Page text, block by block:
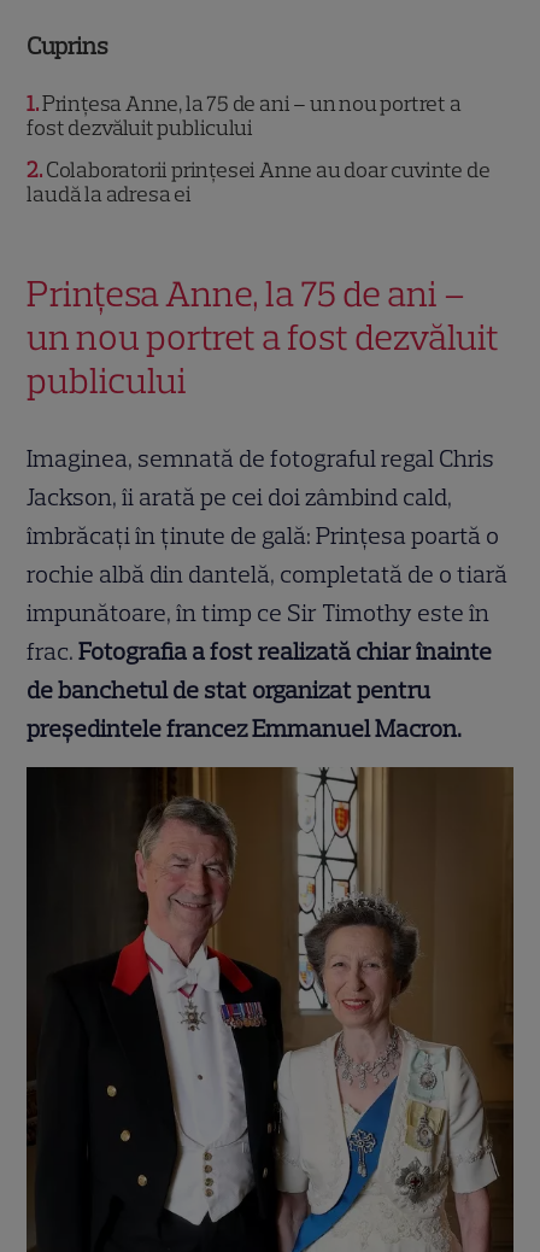
Cuprins
1 Prințesa Anne, la 75 de ani – un nou portret a
fost dezvăluit publicului
2 Colaboratorii prințesei Anne au doar cuvinte de
laudă la adresa ei
Prințesa Anne, la 75 de ani –
un nou portret a fost dezvăluit
publicului
Imaginea, semnată de fotograful regal Chris
Jackson, îi arată pe cei doi zâmbind cald,
îmbrăcați în ținute de gală: Prințesa poartă o
rochie albă din dantelă, completată de o tiară
impunătoare, în timp ce Sir Timothy este în
frac.Fotografia a fost realizată chiar înainte
de banchetul de stat organizat pentru
președintele francez Emmanuel Macron.